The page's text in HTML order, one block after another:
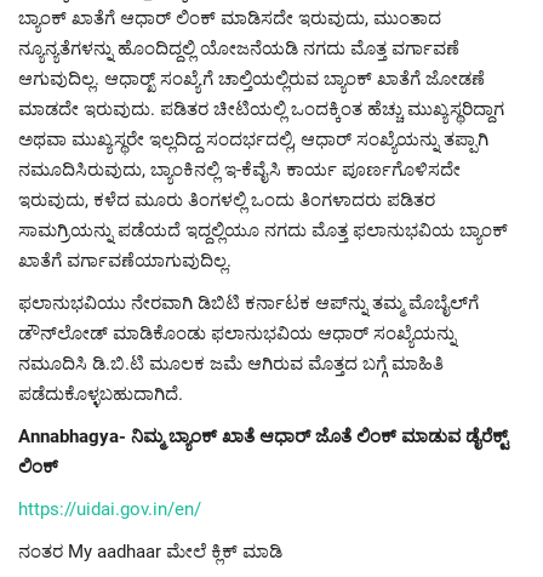
ಬ್ಯಾಂಕ್ ಖಾತೆಗೆ ಆಧಾರ್ ಲಿಂಕ್ ಮಾಡಿಸದೇ ಇರುವುದು, ಮುಂತಾದ
ನ್ಯೂನ್ಯತೆಗಳನ್ನು ಹೊಂದಿದ್ದಲ್ಲಿ ಯೋಜನೆಯಡಿ ನಗದು ಮೊತ್ತ ವರ್ಗಾವಣೆ
ಆಗುವುದಿಲ್ಲ. ಆಧಾರ್‍ಖ್ ಸಂಖ್ಯೆಗೆ ಚಾಲ್ತಿಯಲ್ಲಿರುವ ಬ್ಯಾಂಕ್ ಖಾತೆಗೆ ಜೋಡಣೆ
ಮಾಡದೇ ಇರುವುದು. ಪಡಿತರ ಚೀಟಿಯಲ್ಲಿ ಒಂದಕ್ಕಿಂತ ಹೆಚ್ಚು ಮುಖ್ಯಸ್ಥರಿದ್ದಾಗ
ಅಥವಾ ಮುಖ್ಯಸ್ಥರೇ ಇಲ್ಲದಿದ್ದ ಸಂದರ್ಭದಲ್ಲಿ, ಆಧಾರ್ ಸಂಖ್ಯೆಯನ್ನು ತಪ್ಪಾಗಿ
ನಮೂದಿಸಿರುವುದು, ಬ್ಯಾಂಕಿನಲ್ಲಿ ಇ-ಕೆವೈಸಿ ಕಾರ್ಯ ಪೂರ್ಣಗೊಳಿಸದೇ
ಇರುವುದು, ಕಳೆದ ಮೂರು ತಿಂಗಳಲ್ಲಿ ಒಂದು ತಿಂಗಳಾದರು ಪಡಿತರ
ಸಾಮಗ್ರಿಯನ್ನು ಪಡೆಯದೆ ಇದ್ದಲ್ಲಿಯೂ ನಗದು ಮೊತ್ತ ಫಲಾನುಭವಿಯ ಬ್ಯಾಂಕ್
ಖಾತೆಗೆ ವರ್ಗಾವಣೆಯಾಗುವುದಿಲ್ಲ.
ಫಲಾನುಭವಿಯು ನೇರವಾಗಿ ಡಿಬಿಟಿ ಕರ್ನಾಟಕ ಆಪ್‍ನ್ನು ತಮ್ಮ ಮೊಬೈಲ್‍ಗೆ
ಡೌನ್‍ಲೋಡ್ ಮಾಡಿಕೊಂಡು ಫಲಾನುಭವಿಯ ಆಧಾರ್ ಸಂಖ್ಯೆಯನ್ನು
ನಮೂದಿಸಿ ಡಿ.ಬಿ.ಟಿ ಮೂಲಕ ಜಮೆ ಆಗಿರುವ ಮೊತ್ತದ ಬಗ್ಗೆ ಮಾಹಿತಿ
ಪಡೆದುಕೊಳ್ಳಬಹುದಾಗಿದೆ.
Annabhagya- ನಿಮ್ಮ ಬ್ಯಾಂಕ್ ಖಾತೆ ಆಧಾರ್ ಜೊತೆ ಲಿಂಕ್ ಮಾಡುವ ಡೈರೆಕ್ಟ್
ಲಿಂಕ್
https://uidai.gov.in/en/
ನಂತರ My aadhaar ಮೇಲೆ ಕ್ಲಿಕ್ ಮಾಡಿ